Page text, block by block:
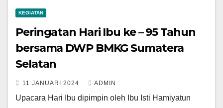
KEGIATAN
Peringatan Hari Ibu ke – 95 Tahun
bersama DWP BMKG Sumatera
Selatan
11 JANUARI 2024 ADMIN
Upacara Hari Ibu dipimpin oleh Ibu Isti Hamiyatun